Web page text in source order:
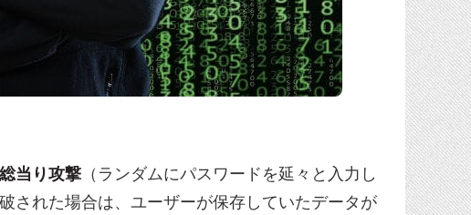
総当り攻撃 （ランダムにパスワードを延々と入力し
された場合は、ユーザーが保存していたデータが